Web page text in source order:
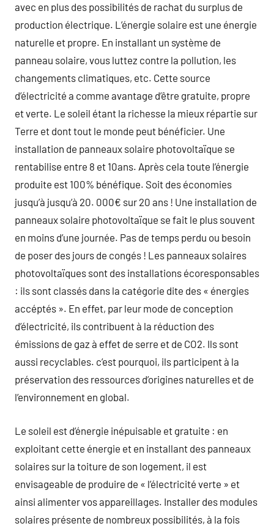
avec en plus des possibilités de rachat du surplus de
production électrique. L’énergie solaire est une énergie
naturelle et propre. En installant un système de
panneau solaire, vous luttez contre la pollution, les
changements climatiques, etc. Cette source
d’électricité a comme avantage d’être gratuite, propre
et verte. Le soleil étant la richesse la mieux répartie sur
Terre et dont tout le monde peut bénéficier. Une
installation de panneaux solaire photovoltaïque se
rentabilise entre 8 et 10ans. Après cela toute l’énergie
produite est 100% bénéfique. Soit des économies
jusqu’à jusqu’à 20. 000€ sur 20 ans ! Une installation de
panneaux solaire photovoltaïque se fait le plus souvent
en moins d’une journée. Pas de temps perdu ou besoin
de poser des jours de congés ! Les panneaux solaires
photovoltaïques sont des installations écoresponsables
: ils sont classés dans la catégorie dite des « énergies
accéptés ». En effet, par leur mode de conception
d’électricité, ils contribuent à la réduction des
émissions de gaz à effet de serre et de CO2. Ils sont
aussi recyclables. c’est pourquoi, ils participent à la
préservation des ressources d’origines naturelles et de
l’environnement en global.
Le soleil est d’énergie inépuisable et gratuite : en
exploitant cette énergie et en installant des panneaux
solaires sur la toiture de son logement, il est
envisageable de produire de « l’électricité verte » et
ainsi alimenter vos appareillages. Installer des modules
solaires présente de nombreux possibilités, à la fois